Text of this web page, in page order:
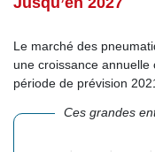
Le marché des
une croissance
période de prévision
Ces grandes